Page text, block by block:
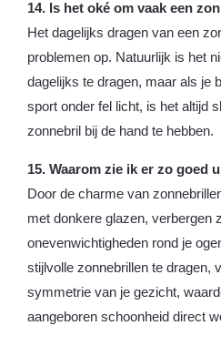
14. Is het oké om vaak een
Het dagelijks dragen van een
problemen op. Natuurlijk is het
dagelijks te dragen, maar als je
sport onder fel licht, is het altijd
zonnebril bij de hand te hebben.
15. Waarom zie ik er zo goed
Door de charme van
met donkere glazen, verbergen
onevenwichtigheden rond je
stijlvolle zonnebrillen te dragen,
symmetrie van je gezicht,
aangeboren schoonheid direct